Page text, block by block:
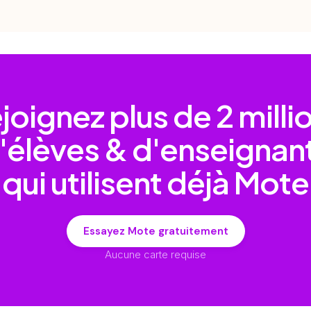
plus de2
&
qui utilisent déjà Mote
Essayez Mote gratuitement
Aucune carte requise